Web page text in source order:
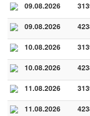
09.08.2026
09.08.2026
10.08.2026
10.08.2026
11.08.2026
11.08.2026